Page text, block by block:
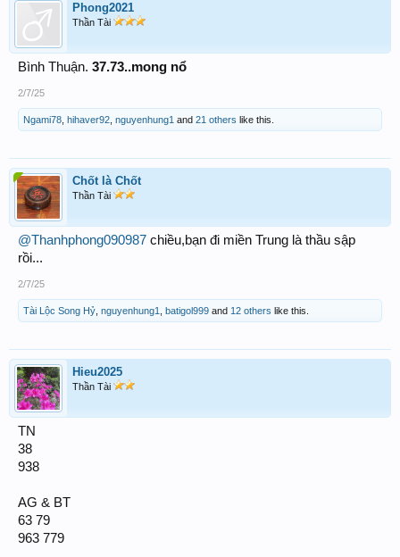
Phong2021
Thần Tài
Bình Thuận. 37.73..mong nổ
2/7/25
Ngami78 hihaver92 nguyenhung1 and 21 others like this.
Chốt là Chốt
Thần Tài
@Thanhphong090987 chiều,bạn đi miền Trung là thầu sập
rồi...
2/7/25
Tài Lộc Song Hỷ nguyenhung1 batigol999 and 12 others like this.
Hieu2025
Thần Tài
TN
38
938
AG & BT
63 79
963 779